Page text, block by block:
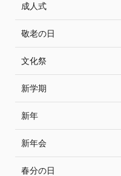
成人式
敬老の日
文化祭
新学期
新年
新年会
春分の日